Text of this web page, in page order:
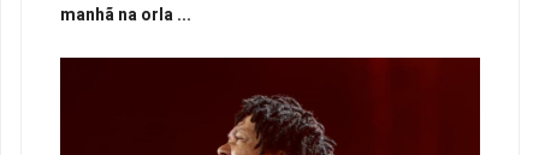
manhã na orla ...